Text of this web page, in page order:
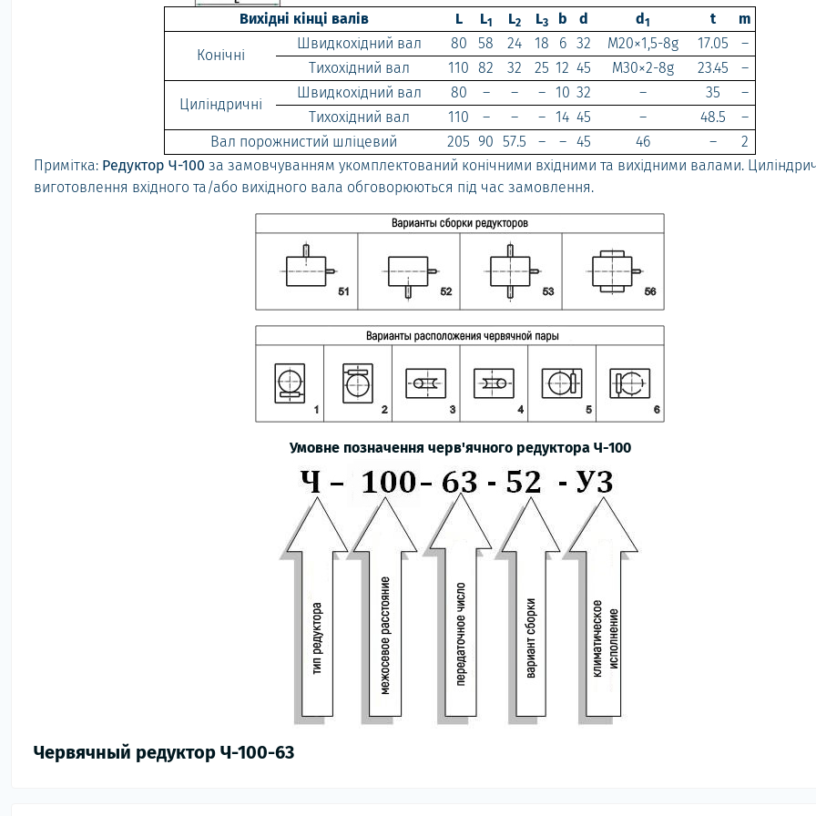
Вихідні кінці валів L L1 L2 L3 b d d1 t m
Конічні
Швидкохідний вал 80 58 24 18 6 32 M20×1,5-8g 17.05
–
Тихохідний вал
110 82 32 25 12 45 M30×2-8g 23.45 –
Циліндричні
Швидкохідний вал 80 – – – 10 32 – 35
–
Тихохідний вал
110 – – – 14 45 – 48.5
–
Вал порожнистий шліцевий
205 90 57.5 – – 45 46 –
2
Примітка: Редуктор Ч-100 за замовчуванням укомплектований конічними вхідними та вихідними валами.
виготовлення вхідного та/або вихідного вала обговорюються під час замовлення.
Умовне позначення черв'ячного редуктора Ч-100
Червячный редуктор Ч-100-63